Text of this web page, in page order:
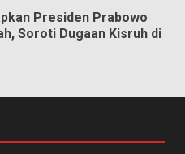
Presiden Prabowo
Soroti Dugaan Kisruh di